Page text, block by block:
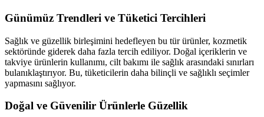
Günümüz Trendleri ve Tüketici Tercihleri
Sağlık ve güzellik birleşimini hedefleyen bu tür ürünler, kozmetik
sektöründe giderek daha fazla tercih ediliyor. Doğal içeriklerin ve
takviye ürünlerin kullanımı, cilt bakımı ile sağlık arasındaki sınırları
bulanıklaştırıyor. Bu, tüketicilerin daha bilinçli ve sağlıklı seçimler
yapmasını sağlıyor.
Doğal ve Güvenilir Ürünlerle Güzellik